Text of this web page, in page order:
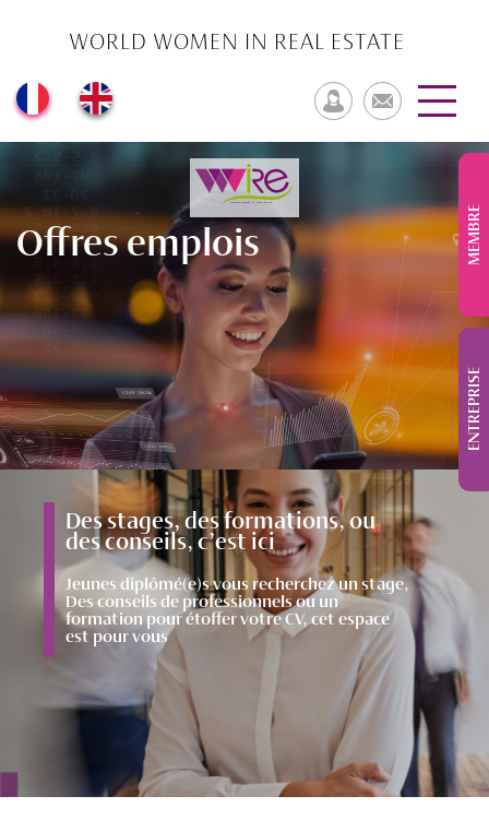
ENTREPRISE
MEMBRE
WORLD WOMEN IN REAL ESTATE
Offres emplois
Des stages, des formations, ou
des conseils, c’est ici
Jeunes diplômé(e)s vous recherchez un stage,
Des conseils de professionnels ou un
formation pour étoffer votre CV, cet espace
est pour vous